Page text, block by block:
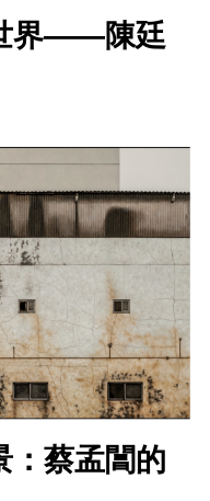
界——陳廷
：蔡孟閶的